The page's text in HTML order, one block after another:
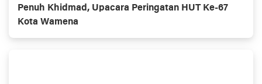
Penuh Khidmad, Upacara Peringatan HUT Ke-67
Kota Wamena